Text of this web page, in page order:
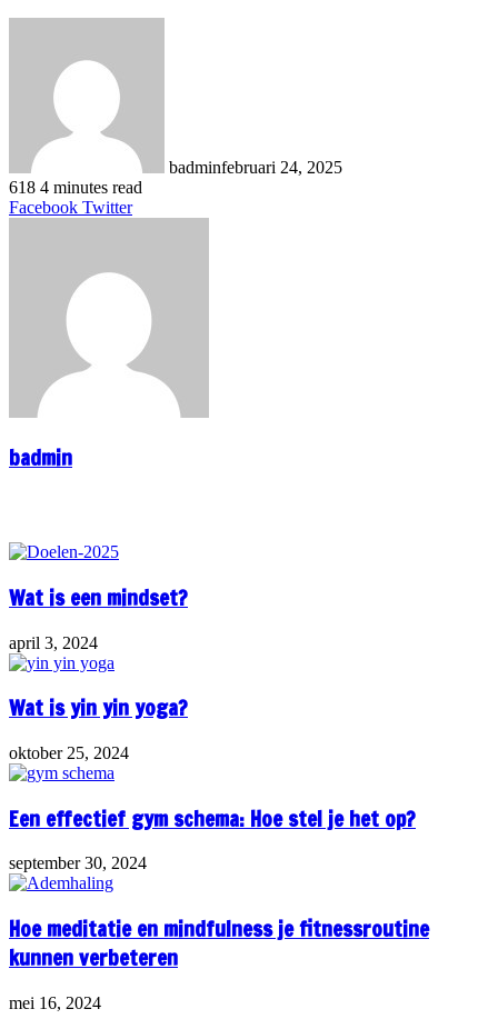
badminfebruari 24, 2025
618 4 minutes read
Facebook TwitterLinkedIn
Tumblr
Pinterest
Reddit
VKontakte
Share
Print
badmin
Wat is een mindset?
april 3, 2024
Wat is yin yin yoga?
oktober 25, 2024
Een effectief gym schema: Hoe stel je het op?
september 30, 2024
Hoe meditatie en mindfulness je fitnessroutine
kunnen verbeteren
mei 16, 2024